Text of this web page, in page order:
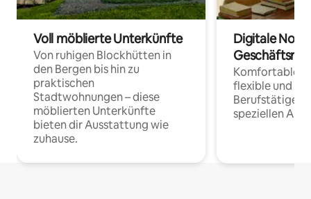
Voll möblierte Unterkünfte
Von ruhigen Blockhütten in
den Bergen bis hin zu
praktischen
Stadtwohnungen – diese
möblierten Unterkünfte
bieten dir Ausstattung wie
zuhause.
Digitale
Komfortable
flexible und
Berufstätige
speziellen